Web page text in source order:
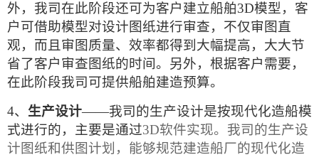
外，我司在此阶段还可为客户建立船舶3D模型，客
户可借助模型对设计图纸进行审查，不仅审图直
观，而且审图质量、效率都得到大幅提高，大大节
省了客户审查图纸的时间。另外，根据客户需要，
在此阶段我司可提供船舶建造预算。
4、 生产设计——我司的生产设计是按现代化造船模
式进行的，主要是通过3D软件实现。我司的生产设
计图纸和供图计划，能够规范建造船厂的现代化造